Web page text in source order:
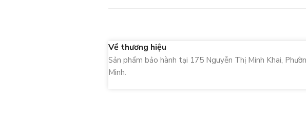
Về thương hiệu
Sản phẩm bảo hành tại 175 Nguyễn Thị Minh Khai,
Minh.